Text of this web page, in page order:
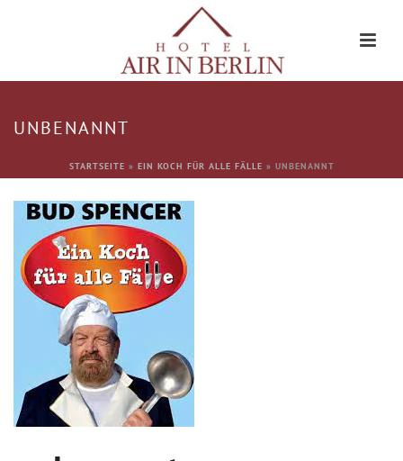
UNBENANNT
STARTSEITE » EIN KOCH FÜR ALLE FÄLLE » UNBENANNT